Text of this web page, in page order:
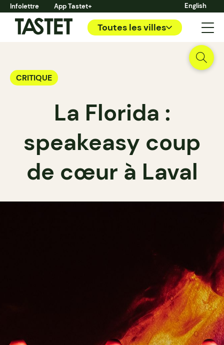
Infolettre App Tastet+ English
Toutes les villes
CRITIQUE
La Florida :
speakeasy coup
de cœur à Laval